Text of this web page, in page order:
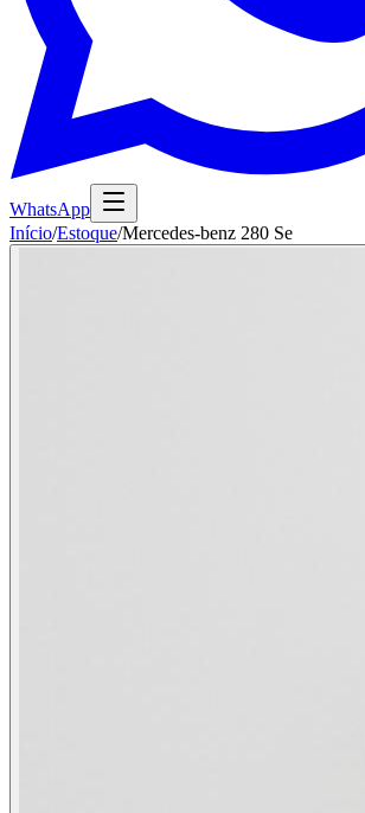
WhatsApp
Início/Estoque/Mercedes-benz 280 Se